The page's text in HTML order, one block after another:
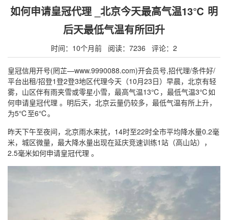
如何申请皇冠代理 _北京今天最高气温13℃ 明
后天最低气温有所回升
时间：10个月前 阅读：7236 评论：2
皇冠信用开号(罔芷—www.9990088.com)开会员号,招代理/条件好/
平台出租/招登1登2登3地区代理今天（10月23日）早晨，北京有轻
雾，山区伴有雨夹雪或零星小雪，最高气温13℃，最低气温3℃如
何申请皇冠代理 。明后天，北京云量仍较多，最低气温有所上升，
为5℃至6℃。
昨天下午至夜间，北京雨水来扰，14时至22时全市平均降水量0.2毫
米，城区微量，最大降水量出现在延庆竞速训练1站（高山站），
2.5毫米如何申请皇冠代理 。